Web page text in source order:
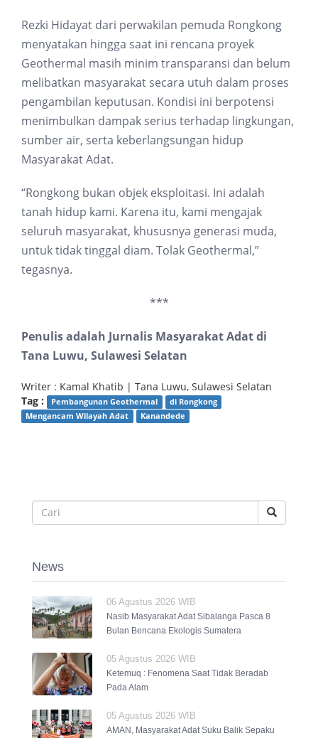
Rezki Hidayat dari perwakilan pemuda Rongkong
menyatakan hingga saat ini rencana proyek
Geothermal masih minim transparansi dan belum
melibatkan masyarakat secara utuh dalam proses
pengambilan keputusan. Kondisi ini berpotensi
menimbulkan dampak serius terhadap lingkungan,
sumber air, serta keberlangsungan hidup
Masyarakat Adat.
“Rongkong bukan objek eksploitasi. Ini adalah
tanah hidup kami. Karena itu, kami mengajak
seluruh masyarakat, khususnya generasi muda,
untuk tidak tinggal diam. Tolak Geothermal,”
tegasnya.
***
Penulis adalah Jurnalis Masyarakat Adat di
Tana Luwu, Sulawesi Selatan
Writer : Kamal Khatib | Tana Luwu, Sulawesi Selatan
Tag :
Pembangunan Geothermal
di Rongkong
Mengancam Wilayah Adat
Kanandede
News
06 Agustus 2026 WIB
Nasib Masyarakat Adat Sibalanga Pasca 8
Bulan Bencana Ekologis Sumatera
05 Agustus 2026 WIB
Ketemuq : Fenomena Saat Tidak Beradab
Pada Alam
05 Agustus 2026 WIB
AMAN, Masyarakat Adat Suku Balik Sepaku